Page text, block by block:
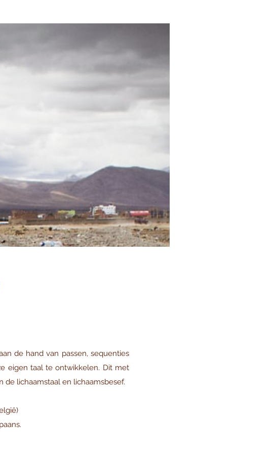
de hand van passen, sequenties
eigen taal te ontwikkelen. Dit met
lichaamstaal en lichaamsbesef.